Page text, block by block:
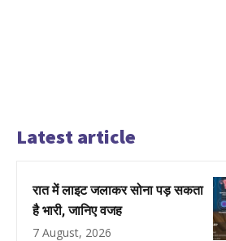
Latest article
रात में लाइट जलाकर सोना पड़ सकता
है भारी, जानिए वजह
7 August, 2026